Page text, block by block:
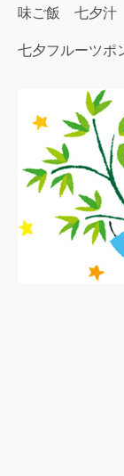
味ご飯 七夕汁
七夕フルーツポ